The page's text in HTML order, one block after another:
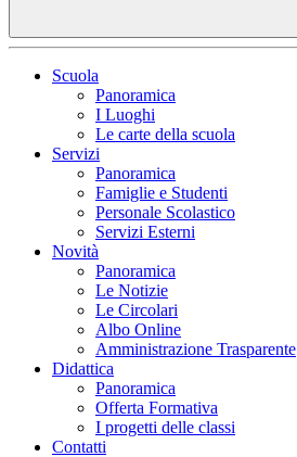
Scuola
Panoramica
I Luoghi
Le carte della scuola
Servizi
Panoramica
Famiglie e Studenti
Personale Scolastico
Servizi Esterni
Novità
Panoramica
Le Notizie
Le Circolari
Albo Online
Amministrazione Trasparente
Didattica
Panoramica
Offerta Formativa
I progetti delle classi
Contatti